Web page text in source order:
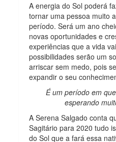
A energia do Sol poderá
tornar uma pessoa muito
período. Será um ano
novas oportunidades e
experiências que a vida
possibilidades serão um
arriscar sem medo, pois
expandir o seu
É um período em
esperando
A Serena Salgado conta
Sagitário para 2020 tudo
do Sol que a fará essa